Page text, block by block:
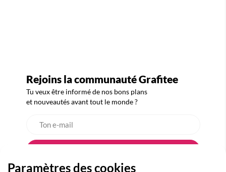
Rejoins la communauté Grafitee
Tu veux être informé de nos bons plans
et nouveautés avant tout le monde ?
Paramètres des cookies